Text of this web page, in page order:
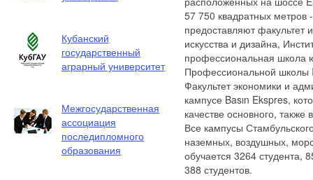
Кубанский
государственный
аграрный университет
Межгосударственная
ассоциация
последипломного
образования
57 750 квадратных метров
предоставляют факультет
искусства и дизайна,
профессиональная школа
Профессиональной школы
Факультет экономики и
кампусе Basın Ekspres,
качестве основного,
Все кампусы
наземных, воздушных,
обучается 3264 студента,
388 студентов.